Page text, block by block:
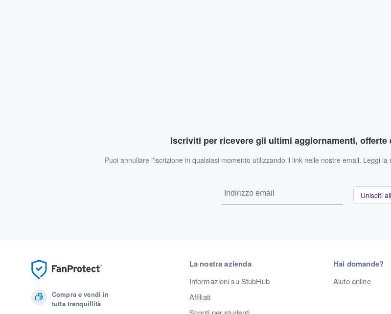
Iscriviti per ricevere gli ultimi aggiornamenti,
Puoi annullare l'iscrizione in qualsiasi momento utilizzando il link nelle nostre email. Leggi la
Unisciti
Compra e vendi in
tutta tranquillità
La nostra azienda
Informazioni su StubHub
Affiliati
Hai domande?
Aiuto online